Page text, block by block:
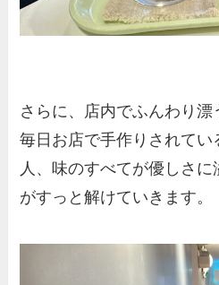
さらに、店内でふんわり漂
毎日お店で手作りされてい
人、味のすべてが優しさ
がすっと解けていきます。